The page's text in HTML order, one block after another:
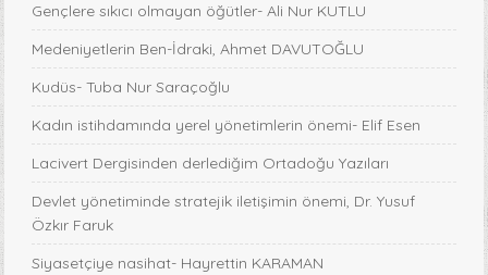
Gençlere sıkıcı olmayan öğütler- Ali Nur KUTLU
Medeniyetlerin Ben-İdraki, Ahmet DAVUTOĞLU
Kudüs- Tuba Nur Saraçoğlu
Kadın istihdamında yerel yönetimlerin önemi- Elif Esen
Lacivert Dergisinden derlediğim Ortadoğu Yazıları
Devlet yönetiminde stratejik iletişimin önemi, Dr. Yusuf
Özkır Faruk
Siyasetçiye nasihat- Hayrettin KARAMAN